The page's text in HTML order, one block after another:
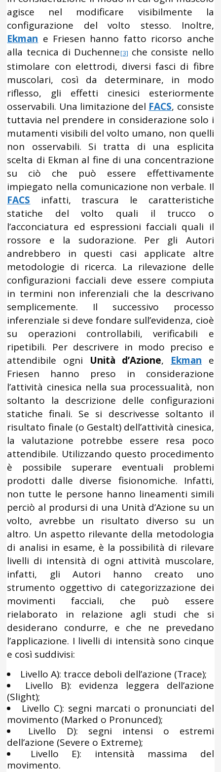
agisce nel modificare visibilmente la
configurazione del volto stesso. Inoltre,
Ekman e Friesen hanno fatto ricorso anche
alla tecnica di Duchenne[3] che consiste nello
stimolare con elettrodi, diversi fasci di fibre
muscolari, così da determinare, in modo
riflesso, gli effetti cinesici esteriormente
osservabili. Una limitazione del FACS, consiste
tuttavia nel prendere in considerazione solo i
mutamenti visibili del volto umano, non quelli
non osservabili. Si tratta di una esplicita
scelta di Ekman al fine di una concentrazione
su ciò che può essere effettivamente
impiegato nella comunicazione non verbale. Il
FACS infatti, trascura le caratteristiche
statiche del volto quali il trucco o
l’acconciatura ed espressioni facciali quali il
rossore e la sudorazione. Per gli Autori
andrebbero in questi casi applicate altre
metodologie di ricerca. La rilevazione delle
configurazioni facciali deve essere compiuta
in termini non inferenziali che la descrivano
semplicemente. Il successivo processo
inferenziale si deve fondare sull’evidenza, cioè
su operazioni controllabili, verificabili e
ripetibili. Per descrivere in modo preciso e
attendibile ogni Unità d’Azione, Ekman e
Friesen hanno preso in considerazione
l’attività cinesica nella sua processualità, non
soltanto la descrizione delle configurazioni
statiche finali. Se si descrivesse soltanto il
risultato finale (o Gestalt) dell’attività cinesica,
la valutazione potrebbe essere resa poco
attendibile. Utilizzando questo procedimento
è possibile superare eventuali problemi
prodotti dalle diverse fisionomiche. Infatti,
non tutte le persone hanno lineamenti simili
perciò al prodursi di una Unità d’Azione su un
volto, avrebbe un risultato diverso su un
altro. Un aspetto rilevante della metodologia
di analisi in esame, è la possibilità di rilevare
livelli di intensità di ogni attività muscolare,
infatti, gli Autori hanno creato uno
strumento oggettivo di categorizzazione dei
movimenti facciali, che può essere
rielaborato in relazione agli studi che si
desiderano condurre, e che ne prevedano
l’applicazione. I livelli di intensità sono cinque
e così suddivisi:
Livello A): tracce deboli dell’azione (Trace);
Livello B): evidenza leggera dell’azione
(Slight);
Livello C): segni marcati o pronunciati del
movimento (Marked o Pronunced);
Livello D): segni intensi o estremi
dell’azione (Severe o Extreme);
Livello E): intensità massima del
movimento.